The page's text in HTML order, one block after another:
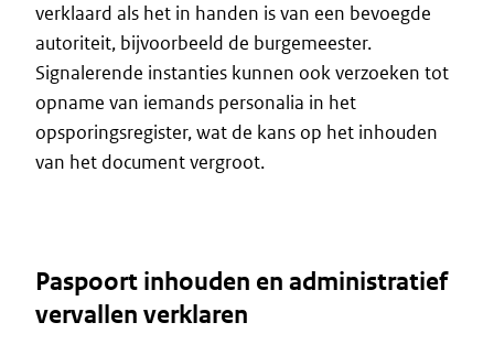
verklaard als het in handen is van een bevoegde
autoriteit, bijvoorbeeld de burgemeester.
Signalerende instanties kunnen ook verzoeken tot
opname van iemands personalia in het
opsporingsregister, wat de kans op het inhouden
van het document vergroot.
Paspoort inhouden en administratief
vervallen verklaren